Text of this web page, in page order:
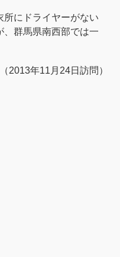
所にドライヤーがない
、群馬県南西部では一
（2013年11月24日訪問）